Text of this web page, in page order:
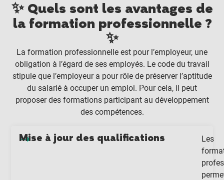
✨ Quels sont les avantages de
la formation professionnelle ?
✨
La formation professionnelle est pour l’employeur, une
obligation à l’égard de ses employés. Le code du travail
stipule que l’employeur a pour rôle de préserver l’aptitude
du salarié à occuper un emploi. Pour cela, il peut
proposer des formations participant au développement
des compétences.
Mise à jour des qualifications
Les